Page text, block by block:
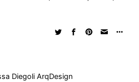
Diegoli ArqDesign